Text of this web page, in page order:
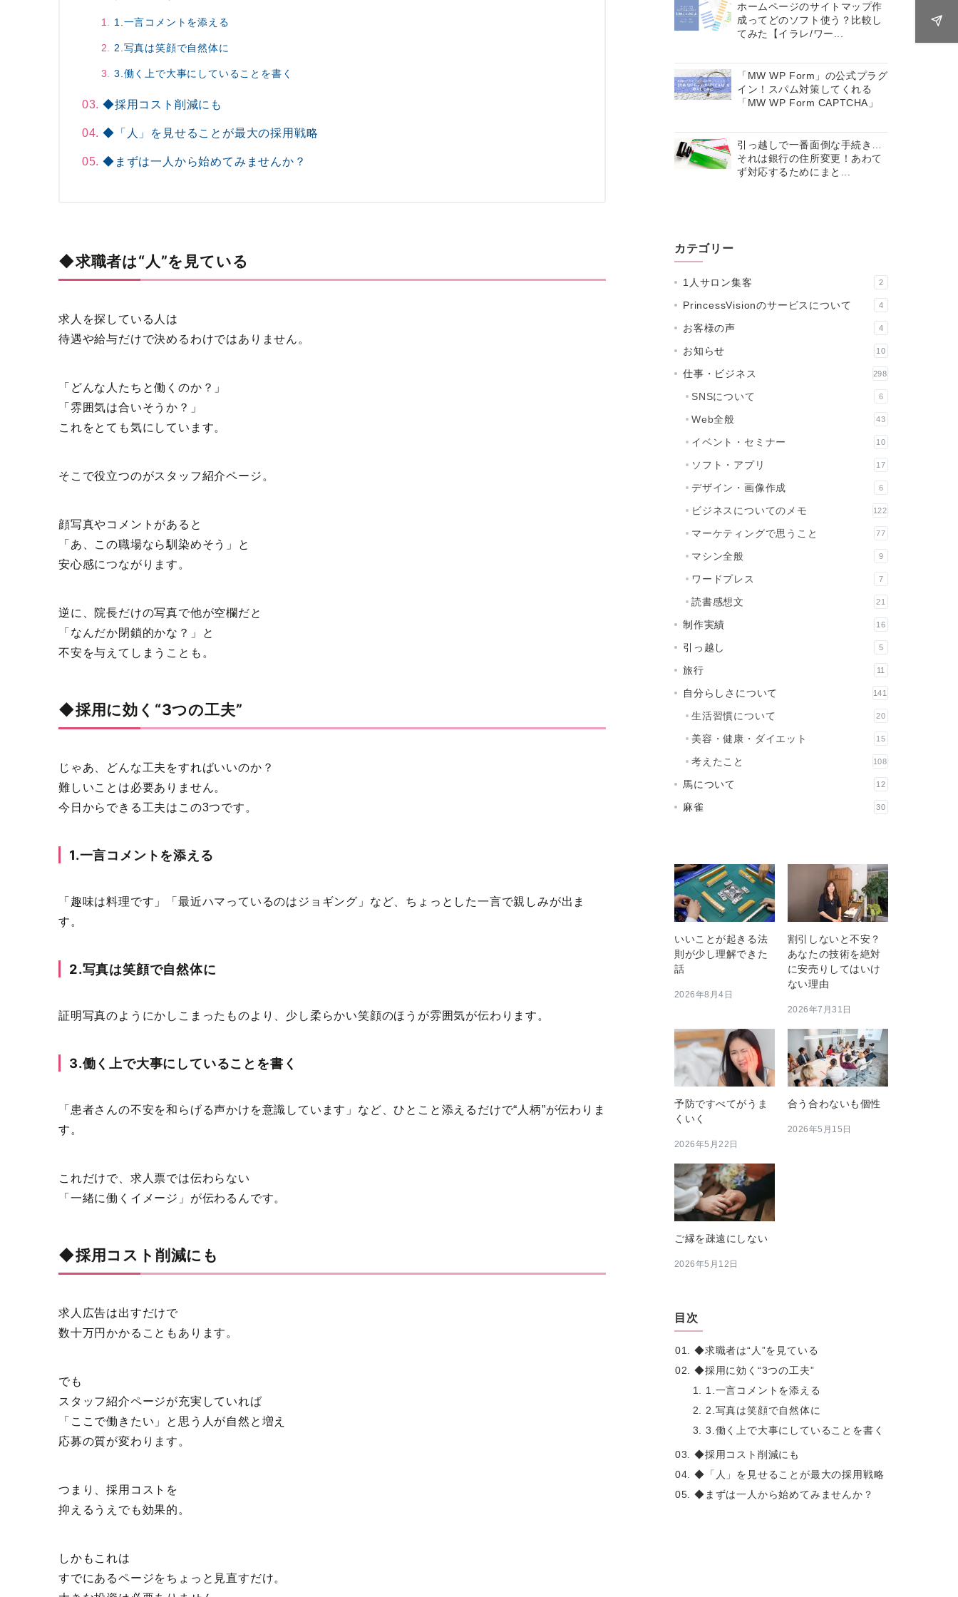
1.一言コメントを添える
2.写真は笑顔で自然体に
3.働く上で大事にしていることを書く
◆採用コスト削減にも
◆「人」を見せることが最大の採用戦略
◆まずは一人から始めてみませんか？
◆求職者は“人”を見ている
求人を探している人は
待遇や給与だけで決めるわけではありません。
「どんな人たちと働くのか？」
「雰囲気は合いそうか？」
これをとても気にしています。
そこで役立つのがスタッフ紹介ページ。
顔写真やコメントがあると
「あ、この職場なら馴染めそう」と
安心感につながります。
逆に、院長だけの写真で他が空欄だと
「なんだか閉鎖的かな？」と
不安を与えてしまうことも。
◆採用に効く“3つの工夫”
じゃあ、どんな工夫をすればいいのか？
難しいことは必要ありません。
今日からできる工夫はこの3つです。
1.一言コメントを添える
「趣味は料理です」「最近ハマっているのはジョギング」など、ちょっとした一言で親しみが出ま
す。
2.写真は笑顔で自然体に
証明写真のようにかしこまったものより、少し柔らかい笑顔のほうが雰囲気が伝わります。
3.働く上で大事にしていることを書く
「患者さんの不安を和らげる声かけを意識しています」など、ひとこと添えるだけで“人柄”が伝わりま
す。
これだけで、求人票では伝わらない
「一緒に働くイメージ」が伝わるんです。
◆採用コスト削減にも
求人広告は出すだけで
数十万円かかることもあります。
でも
スタッフ紹介ページが充実していれば
「ここで働きたい」と思う人が自然と増え
応募の質が変わります。
つまり、採用コストを
抑えるうえでも効果的。
しかもこれは
すでにあるページをちょっと見直すだけ。
ホームページのサイトマップ作
成ってどのソフト使う？比較し
てみた【イラレ/ワー...
「MW WP Form」の公式プラグ
イン！スパム対策してくれる
「MW WP Form CAPTCHA」
引っ越しで一番面倒な手続き…
それは銀行の住所変更！あわて
ず対応するためにまと...
カテゴリー
1人サロン集客 2
PrincessVisionのサービスについて 4
お客様の声 4
お知らせ 10
仕事・ビジネス 298
SNSについて 6
Web全般 43
イベント・セミナー 10
ソフト・アプリ 17
デザイン・画像作成 6
ビジネスについてのメモ 122
マーケティングで思うこと 77
マシン全般 9
ワードプレス 7
読書感想文 21
制作実績 16
引っ越し 5
旅行 11
自分らしさについて 141
生活習慣について 20
美容・健康・ダイエット 15
考えたこと 108
馬について 12
麻雀 30
いいことが起きる法
則が少し理解できた
話
2026年8月4日
割引しないと不安？
あなたの技術を絶対
に安売りしてはいけ
ない理由
2026年7月31日
予防ですべてがうま
くいく
2026年5月22日
合う合わないも個性
2026年5月15日
ご縁を疎遠にしない
2026年5月12日
目次
◆求職者は“人”を見ている
◆採用に効く“3つの工夫”
1.一言コメントを添える
2.写真は笑顔で自然体に
3.働く上で大事にしていることを書く
◆採用コスト削減にも
◆「人」を見せることが最大の採用戦略
◆まずは一人から始めてみませんか？